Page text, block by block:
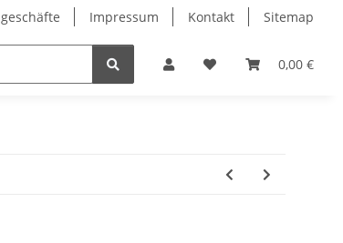
Impressum Kontakt Sitemap
0,00 €